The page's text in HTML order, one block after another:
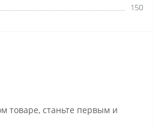
150
товаре, станьте первым и